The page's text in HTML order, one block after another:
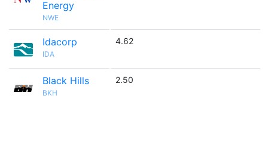
Energy
NWE
Idacorp
IDA
4.62
Black Hills
BKH
2.50